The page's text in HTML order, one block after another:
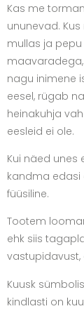
Kas me
ununevad.
mullas ja pepu
nagu inimene
eesel, rügab
heinakuhja
eesleid ei ole.
Kui näed unes
kandma edasi
füüsiline.
Tootem
ehk siis
vastupidavust,
Kuusk
kindlasti on